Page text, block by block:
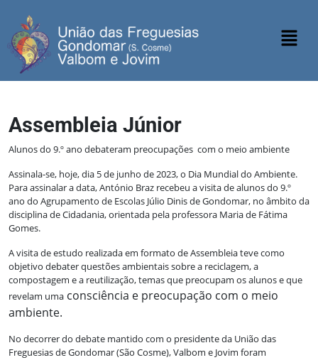
Assembleia Júnior
Alunos do 9.º ano debateram preocupações com o meio ambiente
Assinala-se, hoje, dia 5 de junho de 2023, o Dia Mundial do Ambiente.
Para assinalar a data, António Braz recebeu a visita de alunos do 9.º
ano do Agrupamento de Escolas Júlio Dinis de Gondomar, no âmbito da
disciplina de Cidadania, orientada pela professora Maria de Fátima
Gomes.
A visita de estudo realizada em formato de Assembleia teve como
objetivo debater questões ambientaissobre a reciclagem, a
compostagem e a reutilização, temasque preocupam os alunos e que
revelam uma consciência e preocupação com o meio
ambiente.
No decorrer do debate mantido com o presidente da União das
Freguesias de Gondomar (São Cosme), Valbom e Jovim foram